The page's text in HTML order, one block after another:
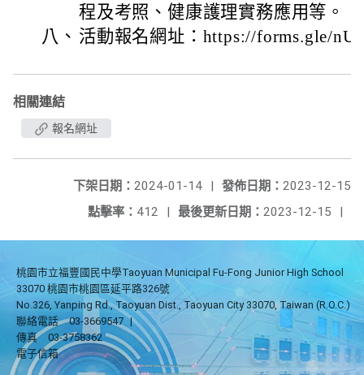
程及考照、健康護理實務應用等。
八、 活動報名網址：https://forms.gle/
相關連結
報名網址
發佈日期： 2023-12-15
下架日期： 2024-01-14
|
最後更新日期： 2023-12-15 |
點擊率： 412 |
桃園市立福豐國民中學Taoyuan Municipal Fu-Fong Junior High School
33070 桃園市桃園區延平路326號
No.326, Yanping Rd., Taoyuan Dist., Taoyuan City 33070, Taiwan (R.O.C.)
聯絡電話
03-3669547 |
傳真
03-3758362
電子信箱